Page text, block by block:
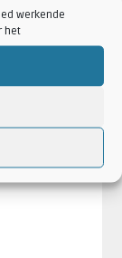
werkende
het